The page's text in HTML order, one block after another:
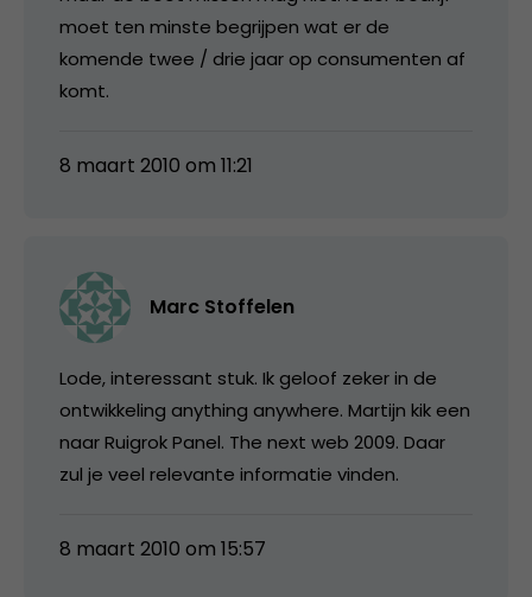
moet ten minste begrijpen wat er de
komende twee / drie jaar op consumenten af
komt.
8 maart 2010 om 11:21
Marc Stoffelen
Lode, interessant stuk. Ik geloof zeker in de
ontwikkeling anything anywhere. Martijn kik een
naar Ruigrok Panel. The next web 2009. Daar
zul je veel relevante informatie vinden.
8 maart 2010 om 15:57